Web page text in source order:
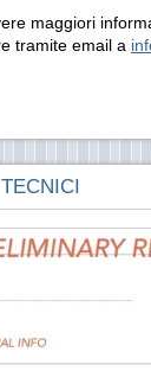
maggiori
tramite email a